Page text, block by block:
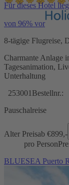
Für dieses Hotel
von 96% vor
8-tägige Flugreise,
Charmante Anlage
Tagesanimation,
Unterhaltung
253001 Bestellnr.:
Pauschalreise
Alter Preisab €899,-
pro Person
BLUESEA Puerto